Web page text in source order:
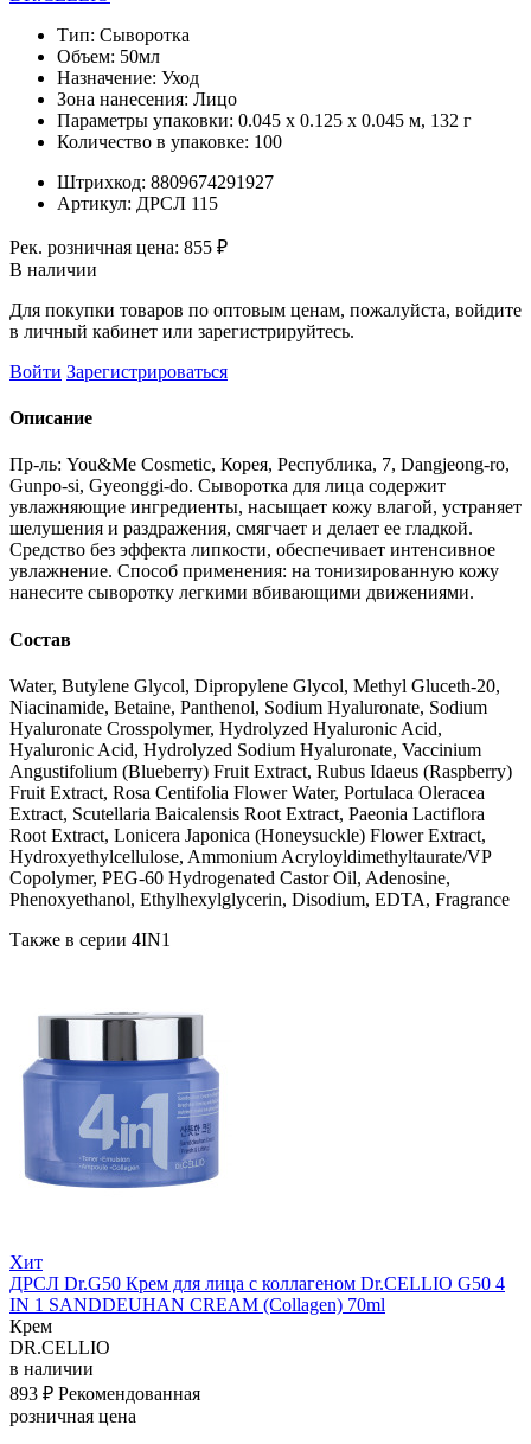
Тип: Сыворотка
Объем: 50мл
Назначение: Уход
Зона нанесения: Лицо
Параметры упаковки: 0.045 x 0.125 x 0.045 м, 132 г
Количество в упаковке: 100
Штрихкод: 8809674291927
Артикул: ДРСЛ 115
Рек. розничная цена: 855 ₽
В наличии
Для покупки товаров по оптовым ценам, пожалуйста, войдите
в личный кабинет или зарегистрируйтесь.
Войти Зарегистрироваться
Описание
Пр-ль: You&Me Cosmetic, Корея, Республика, 7, Dangjeong-ro,
Gunpo-si, Gyeonggi-do. Сыворотка для лица содержит
увлажняющие ингредиенты, насыщает кожу влагой, устраняет
шелушения и раздражения, смягчает и делает ее гладкой.
Средство без эффекта липкости, обеспечивает интенсивное
увлажнение. Способ применения: на тонизированную кожу
нанесите сыворотку легкими вбивающими движениями.
Состав
Water, Butylene Glycol, Dipropylene Glycol, Methyl Gluceth-20,
Niacinamide, Betaine, Panthenol, Sodium Hyaluronate, Sodium
Hyaluronate Crosspolymer, Hydrolyzed Hyaluronic Acid,
Hyaluronic Acid, Hydrolyzed Sodium Hyaluronate, Vaccinium
Angustifolium (Blueberry) Fruit Extract, Rubus Idaeus (Raspberry)
Fruit Extract, Rosa Centifolia Flower Water, Portulaca Oleracea
Extract, Scutellaria Baicalensis Root Extract, Paeonia Lactiflora
Root Extract, Lonicera Japonica (Honeysuckle) Flower Extract,
Hydroxyethylcellulose, Ammonium Acryloyldimethyltaurate/VP
Copolymer, PEG-60 Hydrogenated Castor Oil, Adenosine,
Phenoxyethanol, Ethylhexylglycerin, Disodium, EDTA, Fragrance
Также в серии 4IN1
Хит
ДРСЛ Dr.G50 Крем для лица с коллагеном Dr.CELLIO G50 4
IN 1 SANDDEUHAN CREAM (Collagen) 70ml
Крем
DR.CELLIO
в наличии
893 ₽ Рекомендованная
розничная цена